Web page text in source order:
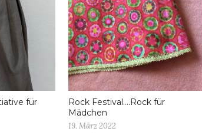
für
Rock Festival….Rock für
Mädchen
19. März 2022